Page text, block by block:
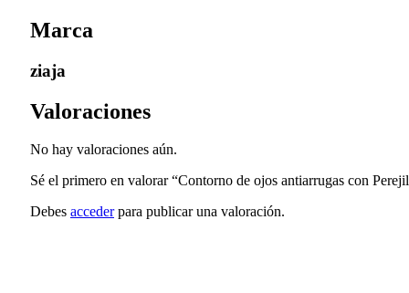
Marca
ziaja
Valoraciones
No hay valoraciones aún.
Sé el primero en valorar “Contorno de ojos antiarrugas con
Debes accederpara publicar una valoración.